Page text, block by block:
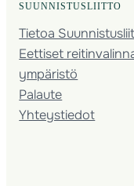
SUUNNISTUSLIITTO
Tietoa
Eettiset
ympäristö
Palaute
Yhteystiedot